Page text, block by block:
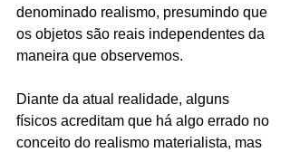
denominado realismo, presumindo que
os objetos são reais independentes da
maneira que observemos.
Diante da atual realidade, alguns
físicos acreditam que há algo errado no
conceito do realismo materialista, mas